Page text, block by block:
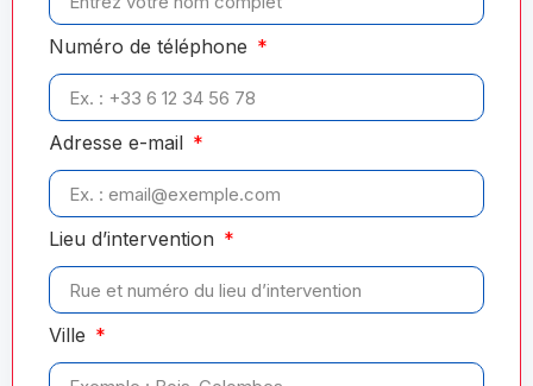
Numéro de téléphone
Adresse e-mail
Lieu d’intervention
Ville